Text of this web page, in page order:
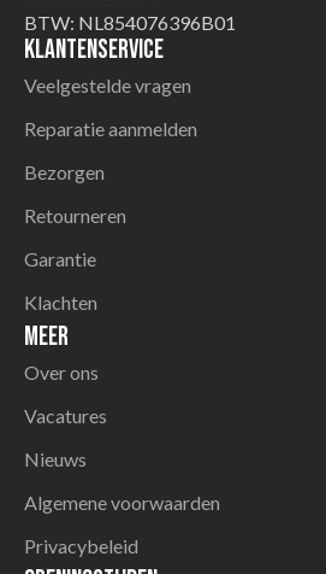
BTW: NL854076396B01
Klantenservice
Veelgestelde vragen
Reparatie aanmelden
Bezorgen
Retourneren
Garantie
Klachten
Meer
Over ons
Vacatures
Nieuws
Algemene voorwaarden
Privacybeleid